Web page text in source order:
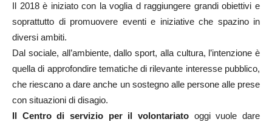
Il 2018 è iniziato con la voglia d raggiungere grandi obiettivi e
soprattutto di promuovere eventi e iniziative che spazino in
diversi ambiti.
Dal sociale, all’ambiente, dallo sport, alla cultura, l’intenzione è
quella di approfondire tematiche di rilevante interesse pubblico,
che riescano a dare anche un sostegno alle persone alle prese
con situazioni di disagio.
Il Centro di servizio per il volontariato oggi vuole dare